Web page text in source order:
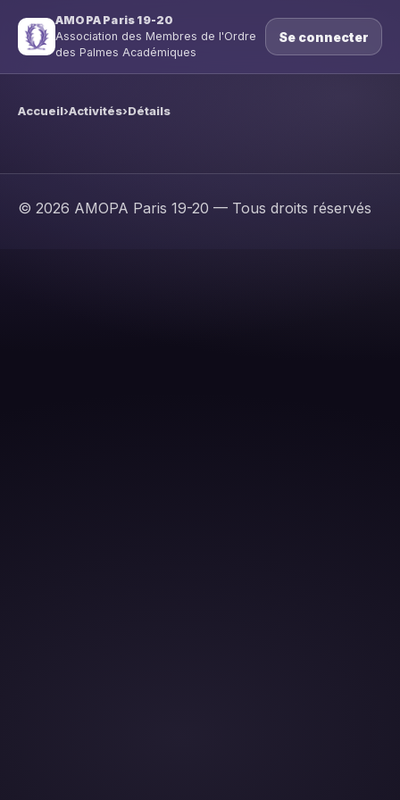
AMOPA Paris 19-20
Association des Membres de l'Ordre
des Palmes Académiques
Se connecter
Accueil›Activités›Détails
© 2026 AMOPA Paris 19-20 — Tous droits réservés